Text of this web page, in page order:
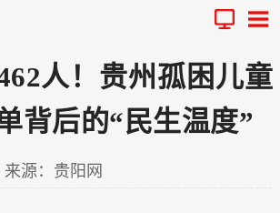
人！贵州孤困儿童
背后的“民生温度”
来源：贵阳网